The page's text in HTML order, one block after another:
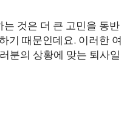
것은 더 큰 고민을 동반
기 때문인데요. 이러한 여
분의 상황에 맞는 퇴사일